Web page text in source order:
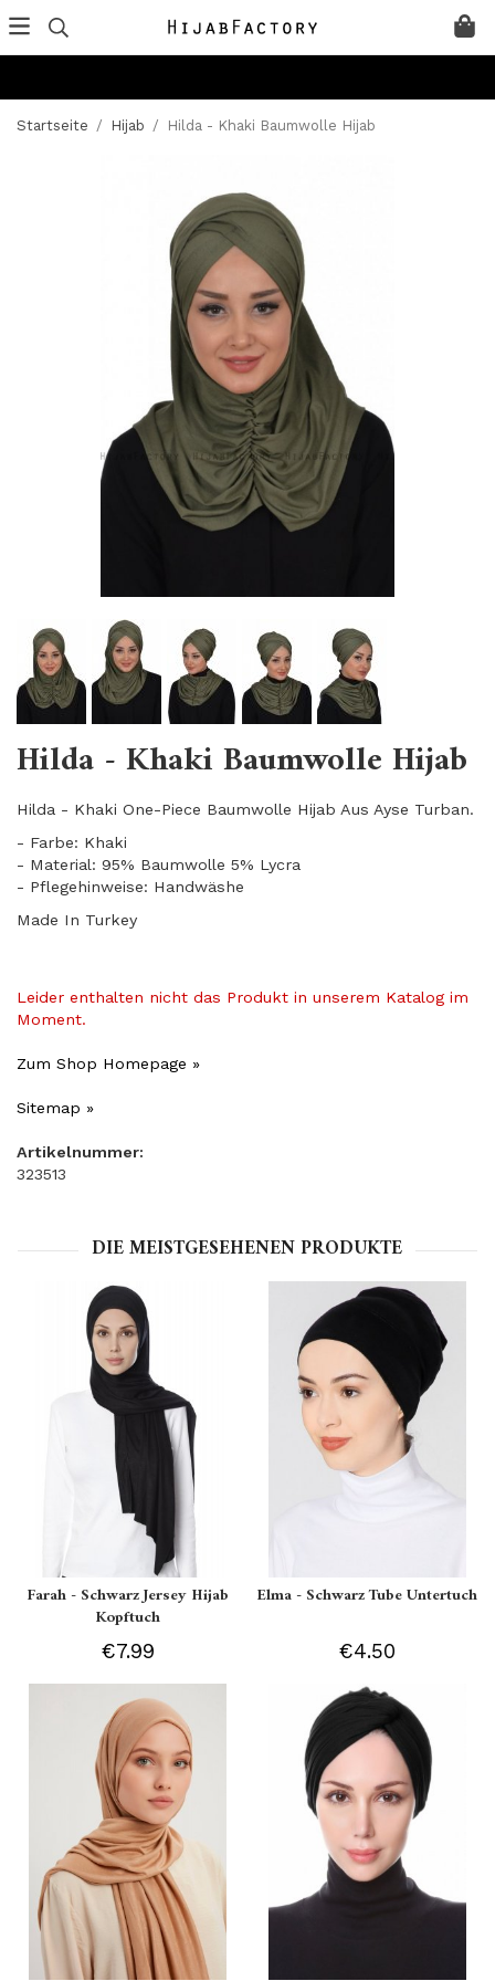
Startseite / Hijab / Hilda - Khaki Baumwolle Hijab
Hilda - Khaki Baumwolle Hijab
Hilda - Khaki One-Piece Baumwolle Hijab Aus Ayse Turban.
- Farbe: Khaki
- Material: 95% Baumwolle 5% Lycra
- Pflegehinweise: Handwäshe
Made In Turkey
Leider enthalten nicht das Produkt in unserem Katalog im
Moment.
Zum Shop Homepage »
Sitemap »
Artikelnummer:
323513
DIE MEISTGESEHENEN PRODUKTE
Farah - Schwarz Jersey Hijab
Kopftuch
€7.99
Elma - Schwarz Tube Untertuch
€4.50